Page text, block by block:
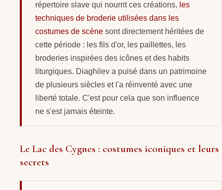
répertoire slave qui nourrit ces créations, les
techniques de broderie utilisées dans les
costumes de scène sont directement héritées de
cette période : les fils d'or, les paillettes, les
broderies inspirées des icônes et des habits
liturgiques. Diaghilev a puisé dans un patrimoine
de plusieurs siècles et l'a réinventé avec une
liberté totale. C'est pour cela que son influence
ne s'est jamais éteinte.
Le Lac des Cygnes : costumes iconiques et leurs
secrets